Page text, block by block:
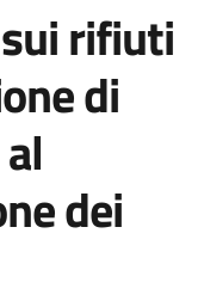
rifiuti
di
dei